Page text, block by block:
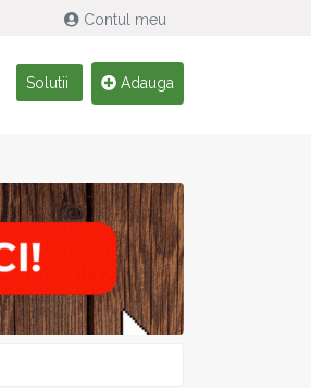
Contul meu
Solutii Adauga